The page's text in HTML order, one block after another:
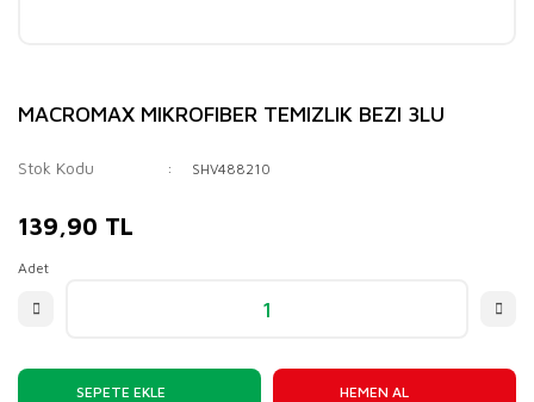
MACROMAX MIKROFIBER TEMIZLIK BEZI 3LU
Stok Kodu SHV488210
139,90 TL
Adet
SEPETE EKLE HEMEN AL